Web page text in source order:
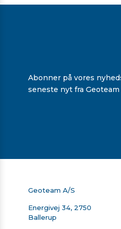
Abonner på vores
seneste nyt fra Geoteam
Geoteam A/S
Energivej 34, 2750
Ballerup